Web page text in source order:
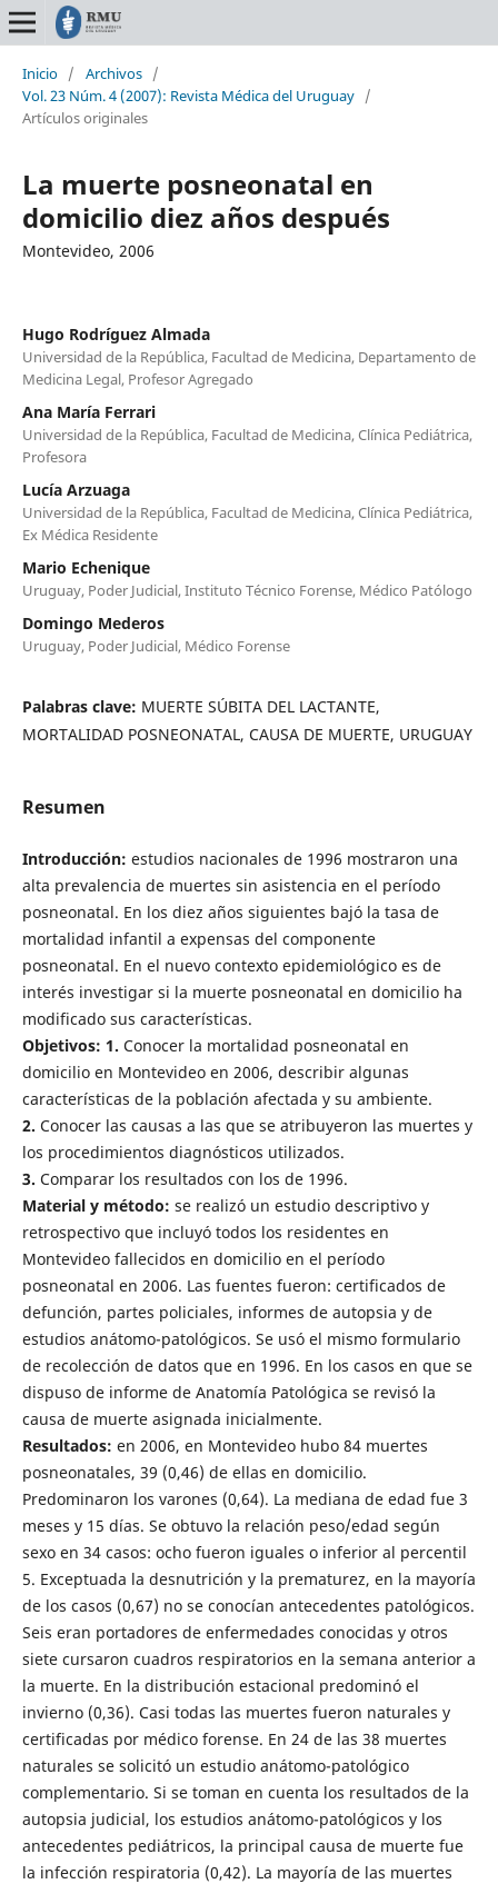
Inicio / Archivos /
Vol. 23 Núm. 4 (2007): Revista Médica del Uruguay /
Artículos originales
La muerte posneonatal en
domicilio diez años después
Montevideo, 2006
Hugo Rodríguez Almada
Universidad de la República, Facultad de Medicina, Departamento de
Medicina Legal, Profesor Agregado
Ana María Ferrari
Universidad de la República, Facultad de Medicina, Clínica Pediátrica,
Profesora
Lucía Arzuaga
Universidad de la República, Facultad de Medicina, Clínica Pediátrica,
Ex Médica Residente
Mario Echenique
Uruguay, Poder Judicial, Instituto Técnico Forense, Médico Patólogo
Domingo Mederos
Uruguay, Poder Judicial, Médico Forense
Palabras clave: MUERTE SÚBITA DEL LACTANTE,
MORTALIDAD POSNEONATAL, CAUSA DE MUERTE, URUGUAY
Resumen
Introducción: estudios nacionales de 1996 mostraron una
alta prevalencia de muertes sin asistencia en el período
posneonatal. En los diez años siguientes bajó la tasa de
mortalidad infantil a expensas del componente
posneonatal. En el nuevo contexto epidemiológico es de
interés investigar si la muerte posneonatal en domicilio ha
modificado sus características.
Objetivos: 1. Conocer la mortalidad posneonatal en
domicilio en Montevideo en 2006, describir algunas
características de la población afectada y su ambiente.
2. Conocer las causas a las que se atribuyeron las muertes y
los procedimientos diagnósticos utilizados.
3. Comparar los resultados con los de 1996.
Material y método: se realizó un estudio descriptivo y
retrospectivo que incluyó todos los residentes en
Montevideo fallecidos en domicilio en el período
posneonatal en 2006. Las fuentes fueron: certificados de
defunción, partes policiales, informes de autopsia y de
estudios anátomo-patológicos. Se usó el mismo formulario
de recolección de datos que en 1996. En los casos en que se
dispuso de informe de Anatomía Patológica se revisó la
causa de muerte asignada inicialmente.
Resultados: en 2006, en Montevideo hubo 84 muertes
posneonatales, 39 (0,46) de ellas en domicilio.
Predominaron los varones (0,64). La mediana de edad fue 3
meses y 15 días. Se obtuvo la relación peso/edad según
sexo en 34 casos: ocho fueron iguales o inferior al percentil
5. Exceptuada la desnutrición y la prematurez, en la mayoría
de los casos (0,67) no se conocían antecedentes patológicos.
Seis eran portadores de enfermedades conocidas y otros
siete cursaron cuadros respiratorios en la semana anterior a
la muerte. En la distribución estacional predominó el
invierno (0,36). Casi todas las muertes fueron naturales y
certificadas por médico forense. En 24 de las 38 muertes
naturales se solicitó un estudio anátomo-patológico
complementario. Si se toman en cuenta los resultados de la
autopsia judicial, los estudios anátomo-patológicos y los
antecedentes pediátricos, la principal causa de muerte fue
la infección respiratoria (0,42). La mayoría de las muertes